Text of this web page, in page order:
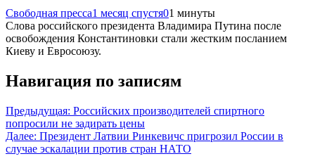
Свободная пресса1 месяц спустя01 минуты
Слова российского президента Владимира Путина после
освобождения Константиновки стали жестким посланием
Киеву и Евросоюзу.
Навигация по записям
Предыдущая: Российских производителей спиртного
попросили не задирать цены
Далее: Президент Латвии Ринкевичс пригрозил России в
случае эскалации против стран НАТО